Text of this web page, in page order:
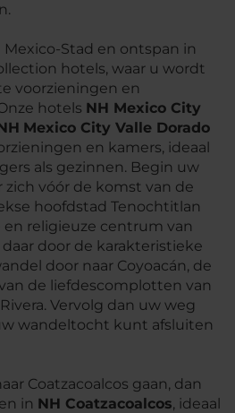
Stad en ontspan in
hotels, waar u wordt
voorzieningen en
hotels NH Mexico City
Mexico City Valle Dorado
en kamers, ideaal
als gezinnen. Begin uw
zich vóór de komst van de
hoofdstad Tenochtitlan
religieuze centrum van
door de karakteristieke
door naar Coyoacán, de
de liefdescomplotten van
Vervolg dan uw weg
wandeltocht kunt afsluiten
Coatzacoalcos gaan, dan
in NH Coatzacoalcos, ideaal